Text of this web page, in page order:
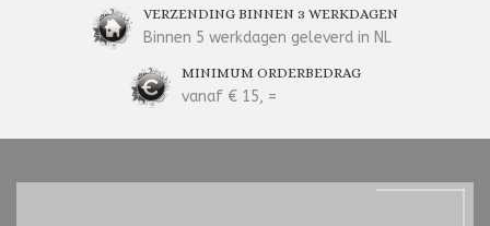
VERZENDING BINNEN 3 WERKDAGEN
Binnen 5 werkdagen geleverd in NL
MINIMUM ORDERBEDRAG
vanaf € 15, =